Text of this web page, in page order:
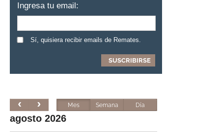
Ingresa tu email:
Sí, quisiera recibir emails de Remates.
Mes Semana Día
agosto 2026